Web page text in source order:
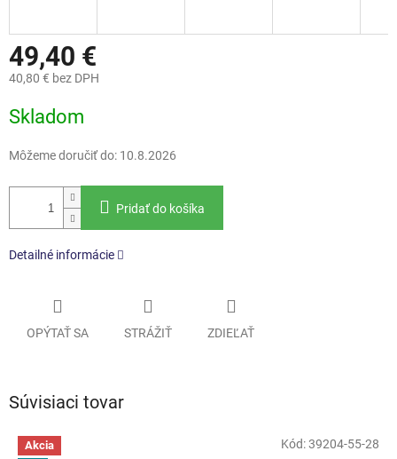
49,40 €
40,80 € bez DPH
cena:
Skladom
Môžeme doručiť do: 10.8.2026
Pridať do košíka
Detailné informácie
OPÝTAŤ SA STRÁŽIŤ ZDIEĽAŤ
Súvisiaci tovar
Akcia
Kód:39204-55-28